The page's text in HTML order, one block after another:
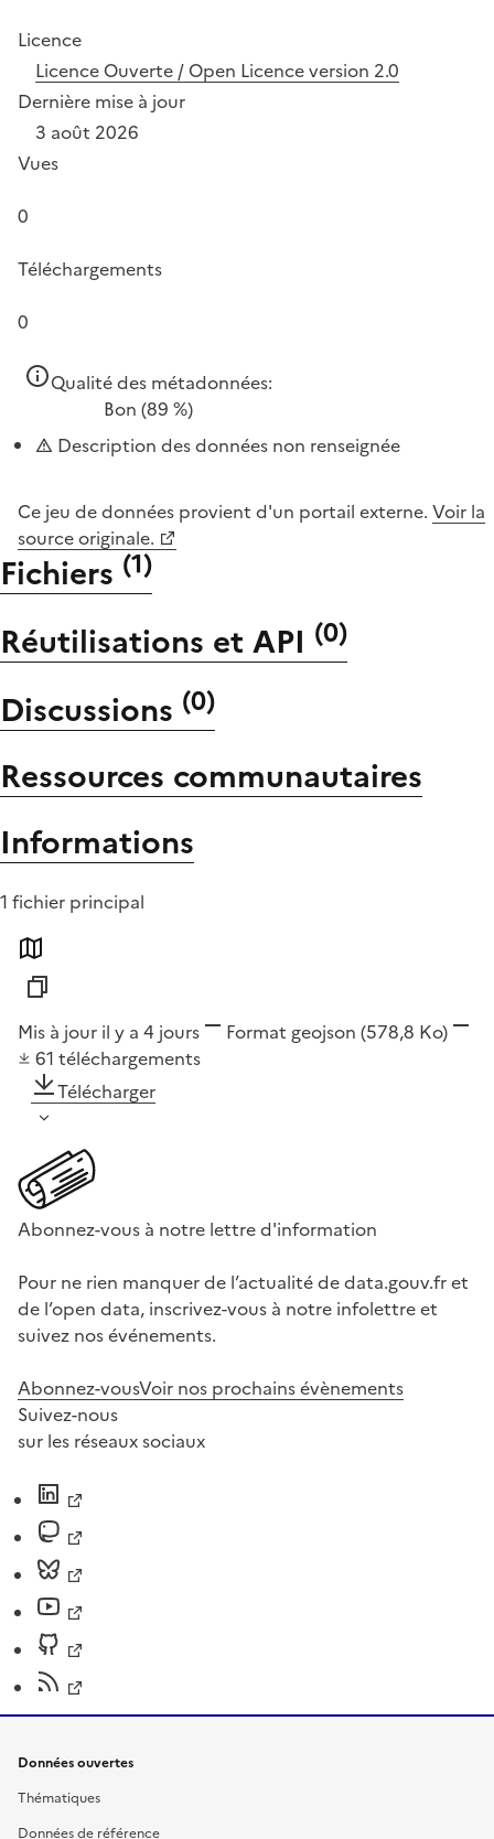
Licence
Licence Ouverte / Open Licence version 2.0
Dernière mise à jour
3 août 2026
Vues
0
Téléchargements
0
Qualité des métadonnées:
Bon (89 %)
Description des données non renseignée
Ce jeu de données provient d'un portail externe. Voir la
source originale.
Fichiers (1)
Réutilisations et API (0)
Discussions (0)
Ressources communautaires
Informations
1 fichier principal
Mis à jour il y a 4 jours Format geojson (578,8 Ko)
61 téléchargements
Télécharger
Abonnez-vous à notre lettre d'information
Pour ne rien manquer de l’actualité de data.gouv.fr et
de l’open data, inscrivez-vous à notre infolettre et
suivez nos événements.
Abonnez-vousVoir nos prochains évènements
Suivez-nous
sur les réseaux sociaux
Données ouvertes
Thématiques
Données de référence